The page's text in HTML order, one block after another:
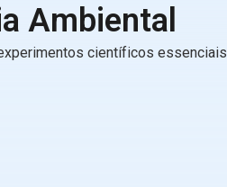
Ambiental
científicos essenciais